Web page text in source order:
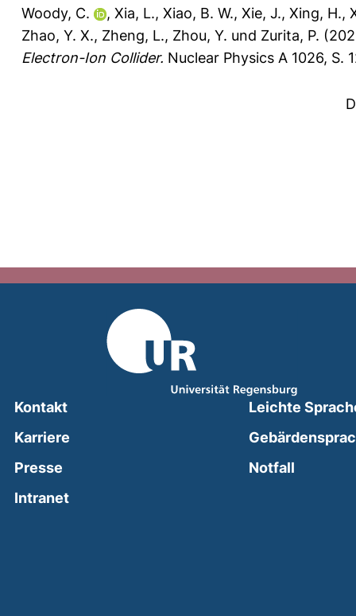
Woody, C.
, Xia, L., Xiao, B. W., Xie, J., Xing, H.,
Zhao, Y. X., Zheng, L., Zhou, Y. und Zurita, P.
Electron-Ion Collider. Nuclear Physics A 1026, S.
Kontakt
Karriere
Presse
Intranet(external link, opens in a new window)
Leichte
Notfall